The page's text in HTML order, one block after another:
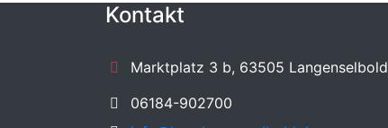
Kontakt
Marktplatz 3 b, 63505 Langenselbold
06184-902700